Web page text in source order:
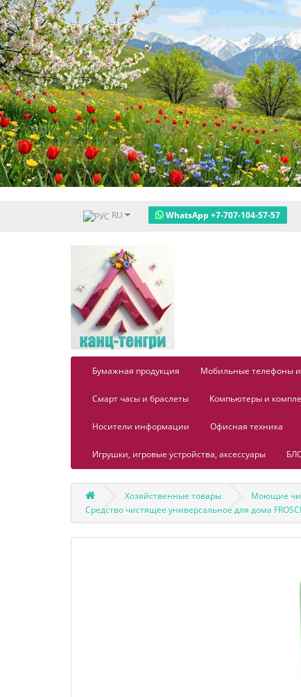
RU WhatsApp +7-707-104-57-57
Бумажная продукция Мобильные телефоны и
Смарт часы и браслеты Компьютеры и
Носители информации Офисная техника
Игрушки, игровые устройства, аксессуары
Хозяйственные товары Моющие
Средство чистящее универсальное для дома